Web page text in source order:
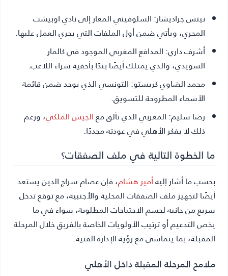
نيتس جراديشار:السلوفيني المعار إلى نادي اوبيشت
المجري، ويأتي ضمن أول الملفات التي يجري العمل عليها.
أشرف داري:المدافع المغربي الموجود في كالمار
السويدي، والذي يمتلك أيضًا بندًا بأحقية شراء اللاعب.
محمد الضاوي كريستو:التونسي الذي يوجد ضمن قائمة
الأسماء المطروحة للتسويق.
رضا سليم:المغربي الذي تألق معالجيش الملكي، ورغم
ذلك لا يفكر الأهلي في عودته مجددًا.
ما الخطوة التالية في ملف الصفقات؟
بحسب ما أشار إليهأمير هشام، فإن عصام سراج الدين يستعد
أيضًا لتجهيز ملف الصفقات المحلية والأجنبية، مع توقع تدخل
سريع من جانبه لحسم الاحتياجات المطلوبة، سواء في ما
يخص التدعيم أو ترتيب الأولويات الخاصة بالفريق خلال المرحلة
المقبلة، بما يتماشى مع رؤية الإدارة الفنية.
ملامح المرحلة المقبلة داخل الأهلي